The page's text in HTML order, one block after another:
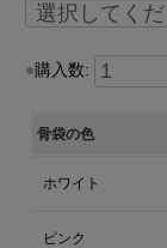
購入数:
骨袋の色
ホワイト
ピンク